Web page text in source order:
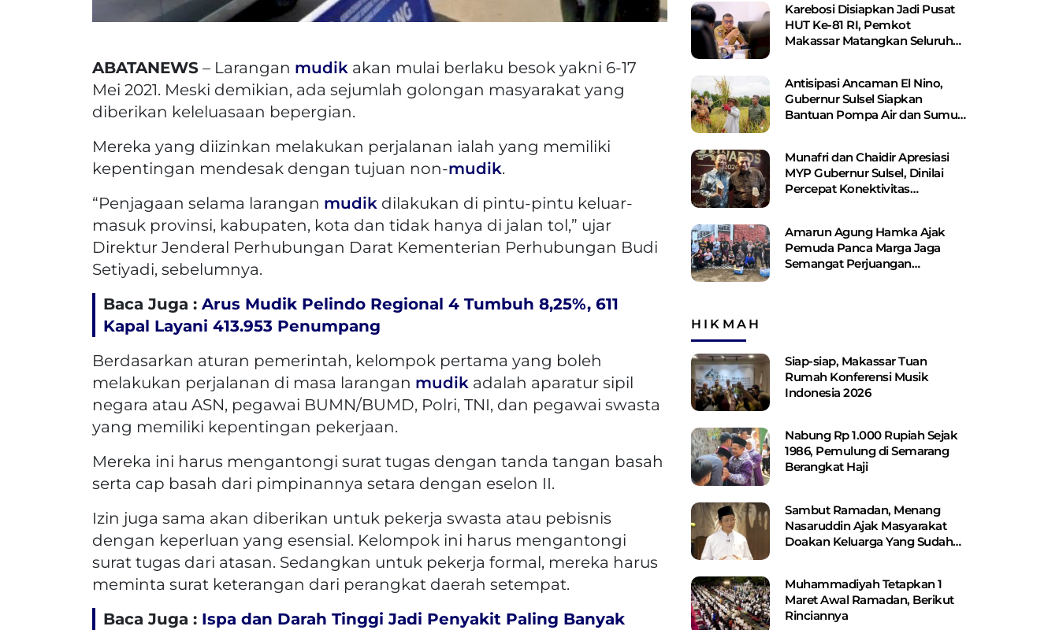
ABATANEWS – Larangan mudik akan mulai berlaku besok yakni 6-17
Mei 2021. Meski demikian, ada sejumlah golongan masyarakat yang
diberikan keleluasaan bepergian.
Mereka yang diizinkan melakukan perjalanan ialah yang memiliki
kepentingan mendesak dengan tujuan non-mudik.
“Penjagaan selama larangan mudik dilakukan di pintu-pintu keluar-
masuk provinsi, kabupaten, kota dan tidak hanya di jalan tol,” ujar
Direktur Jenderal Perhubungan Darat Kementerian Perhubungan Budi
Setiyadi, sebelumnya.
Baca Juga : Arus Mudik Pelindo Regional 4 Tumbuh 8,25%, 611
Kapal Layani 413.953 Penumpang
Berdasarkan aturan pemerintah, kelompok pertama yang boleh
melakukan perjalanan di masa larangan mudik adalah aparatur sipil
negara atau ASN, pegawai BUMN/BUMD, Polri, TNI, dan pegawai swasta
yang memiliki kepentingan pekerjaan.
Mereka ini harus mengantongi surat tugas dengan tanda tangan basah
serta cap basah dari pimpinannya setara dengan eselon II.
Izin juga sama akan diberikan untuk pekerja swasta atau pebisnis
dengan keperluan yang esensial. Kelompok ini harus mengantongi
surat tugas dari atasan. Sedangkan untuk pekerja formal, mereka harus
meminta surat keterangan dari perangkat daerah setempat.
Baca Juga : Ispa dan Darah Tinggi Jadi Penyakit Paling Banyak
Karebosi Disiapkan Jadi Pusat
HUT Ke-81 RI, Pemkot
Makassar Matangkan Seluruh
Antisipasi Ancaman El Nino,
Gubernur Sulsel Siapkan
Bantuan Pompa Air dan Sumur
Munafri dan Chaidir Apresiasi
MYP Gubernur Sulsel, Dinilai
Percepat Konektivitas
Amarun Agung Hamka Ajak
Pemuda Panca Marga Jaga
Semangat Perjuangan
HIKMAH
Siap-siap, Makassar Tuan
Rumah Konferensi Musik
Indonesia 2026
Nabung Rp 1.000 Rupiah Sejak
1986, Pemulung di Semarang
Berangkat Haji
Sambut Ramadan, Menang
Nasaruddin Ajak Masyarakat
Doakan Keluarga Yang Sudah
Muhammadiyah Tetapkan 1
Maret Awal Ramadan, Berikut
Rinciannya